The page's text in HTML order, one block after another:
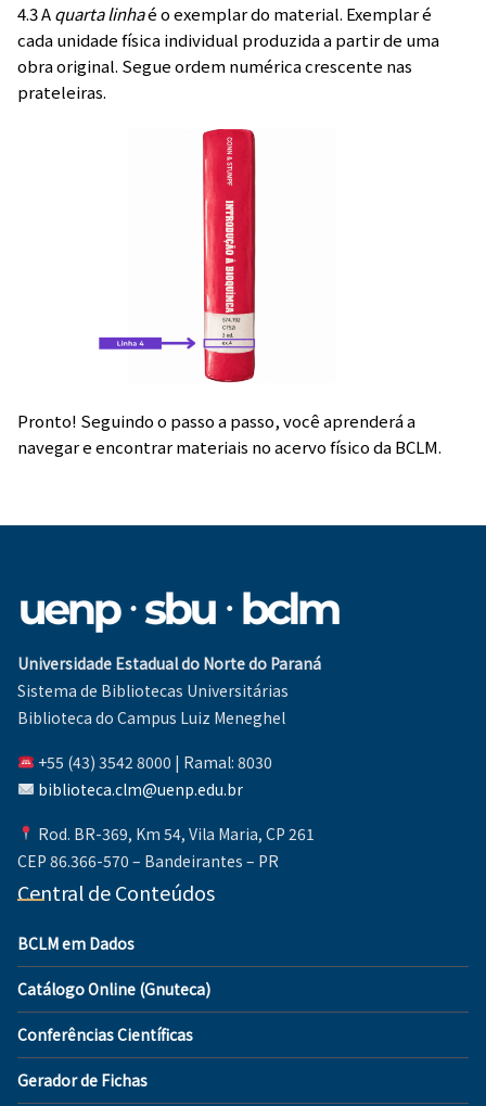
4.3 Aquarta linhaé o exemplar do material. Exemplar é
cada unidade física individual produzida a partir de uma
obra original. Segue ordem numérica crescente nas
prateleiras.
Pronto! Seguindo o passo a passo, você aprenderá a
navegar e encontrar materiais no acervo físico da BCLM.
Universidade Estadual do Norte do Paraná
Sistema de Bibliotecas Universitárias
Biblioteca do Campus Luiz Meneghel
+55 (43) 3542 8000 | Ramal: 8030
biblioteca.clm@uenp.edu.br
Rod. BR-369, Km 54, Vila Maria, CP 261
CEP 86.366-570 – Bandeirantes – PR
Central de Conteúdos
BCLM em Dados
Catálogo Online (Gnuteca)
Conferências Científicas
Gerador de Fichas